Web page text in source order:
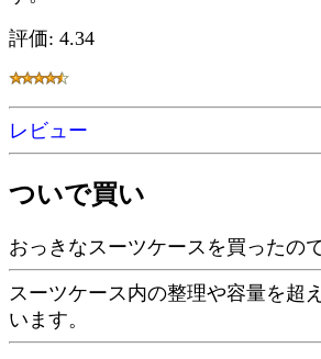
評価: 4.34
レビュー
ついで買い
おっきなスーツケースを買ったの
スーツケース内の整理や容量を超
います。